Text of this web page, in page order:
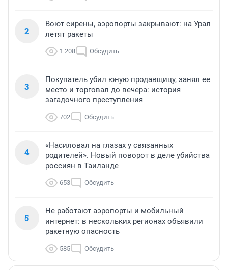
2
Воют сирены, аэропорты закрывают: на Урал
летят ракеты
1 208 Обсудить
3
Покупатель убил юную продавщицу, занял ее
место и торговал до вечера: история
загадочного преступления
702 Обсудить
4
«Насиловал на глазах у связанных
родителей». Новый поворот в деле убийства
россиян в Таиланде
653 Обсудить
5
Не работают аэропорты и мобильный
интернет: в нескольких регионах объявили
ракетную опасность
585 Обсудить